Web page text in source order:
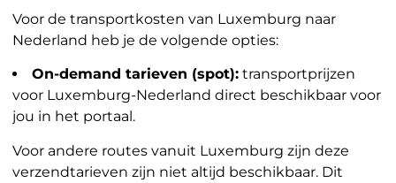
Voor de transportkosten van Luxemburg naar
Nederland heb je de volgende opties:
On-demand tarieven (spot):transportprijzen
voor Luxemburg-Nederland direct beschikbaar voor
jou in het portaal.
Voor andere routes vanuit Luxemburg zijn deze
verzendtarieven zijn niet altijd beschikbaar. Dit